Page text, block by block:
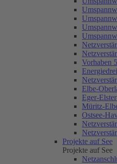
Vorhaben
Elbe-
Eger-
Müritz-
Ostsee-
Projekte auf See
Projekte auf See